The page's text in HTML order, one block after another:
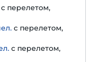
с перелетом,
с перелетом,
с перелетом,